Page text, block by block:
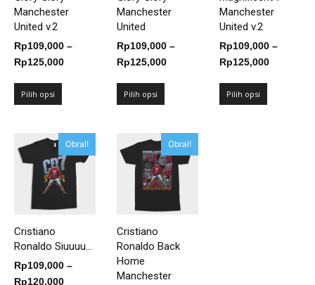
Manchester
United v.2
Rp109,000 –
Rp125,000Rentang
Pilih opsi
Manchester
United
Rp109,000 –
Rp125,000Rentang
Pilih opsi
Manchester
United v.2
Rp109,000 –
Rp125,000Rentang
Pilih opsi
Obral!
Cristiano
Ronaldo Siuuuu...
Rp109,000 –
Rp120,000Rentang
Obral!
Cristiano
Ronaldo Back
Home
Manchester